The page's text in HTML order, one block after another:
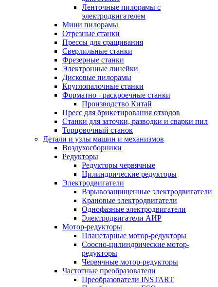
Ленточные пилорамы с
электродвигателем
Мини пилорамы
Отрезные станки
Прессы для сращивания
Сверлильные станки
Фрезерные станки
Электронные линейки
Дисковые пилорамы
Круглопалочные станки
Форматно - раскроечные станки
Производство Китай
Пресс для брикетирования отходов
Станки для заточки, разводки и сварки пил
Торцовочный станок
Детали и узлы машин и механизмов
Воздухосборники
Редукторы
Редукторы червячные
Цилиндрические редукторы
Электродвигатели
Взрывозащищенные электродвигатели
Крановые электродвигатели
Однофазные электродвигатели
Электродвигатели АИР
Мотор-редукторы
Планетарные мотор-редукторы
Соосно-цилиндрические мотор-
редукторы
Червячные мотор-редукторы
Частотные преобразователи
Преобразователи INSTART